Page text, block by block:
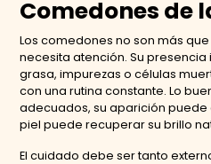
Comedones de
Los comedones no son más
necesita atención. Su
grasa, impurezas o células
con una rutina constante. Lo
adecuados, su aparición puede
piel puede recuperar su brillo
El cuidado debe ser tanto